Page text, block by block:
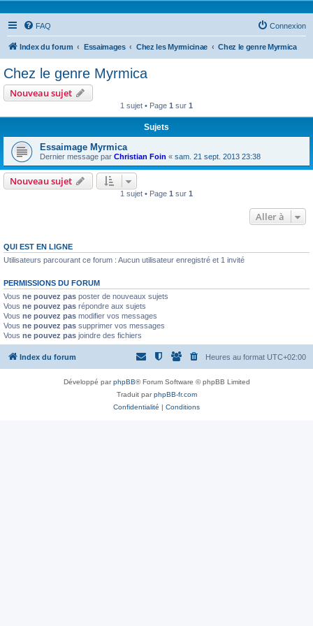
FAQ Connexion
Index du forum Essaimages Chez les Myrmicinae Chez le genre Myrmica
Chez le genre Myrmica
Nouveau sujet
1 sujet • Page 1 sur 1
Sujets
Essaimage Myrmica
Dernier message par Christian Foin « sam. 21 sept. 2013 23:38
Nouveau sujet
1 sujet • Page 1 sur 1
Aller à
QUI EST EN LIGNE
Utilisateurs parcourant ce forum : Aucun utilisateur enregistré et 1 invité
PERMISSIONS DU FORUM
Vous ne pouvez pas poster de nouveaux sujets
Vous ne pouvez pas répondre aux sujets
Vous ne pouvez pas modifier vos messages
Vous ne pouvez pas supprimer vos messages
Vous ne pouvez pas joindre des fichiers
Index du forum Heures au format UTC+02:00
Développé parphpBB® Forum Software © phpBB Limited
Traduit parphpBB-fr.com
Confidentialité | Conditions